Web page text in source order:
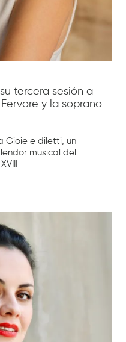
tercera sesión a
y la soprano
Gioie e diletti, un
musical del